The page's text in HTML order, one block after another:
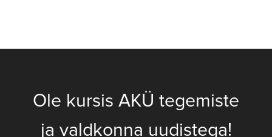
Ole kursis AKÜ tegemiste
ja valdkonna uudistega!